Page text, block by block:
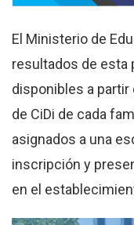
El Ministerio de
resultados de esta
disponibles a partir
de CiDi de cada
asignados a una
inscripción y
en el